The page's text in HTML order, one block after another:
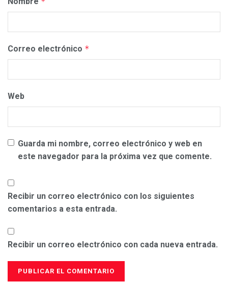
Correo electrónico *
Web
Guarda mi nombre, correo electrónico y web en
este navegador para la próxima vez que comente.
Recibir un correo electrónico con los siguientes
comentarios a esta entrada.
Recibir un correo electrónico con cada nueva entrada.